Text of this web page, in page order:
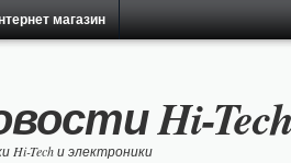
магазин
Hi-
Hi-Tech и электроники